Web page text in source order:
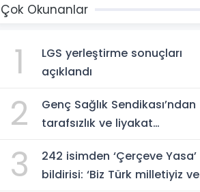
Çok Okunanlar
1
LGS yerleştirme sonuçları
açıklandı
2
Genç Sağlık Sendikası’ndan
tarafsızlık ve liyakat
3
242 isimden ‘Çerçeve Yasa’
bildirisi: ‘Biz Türk milletiyiz ve